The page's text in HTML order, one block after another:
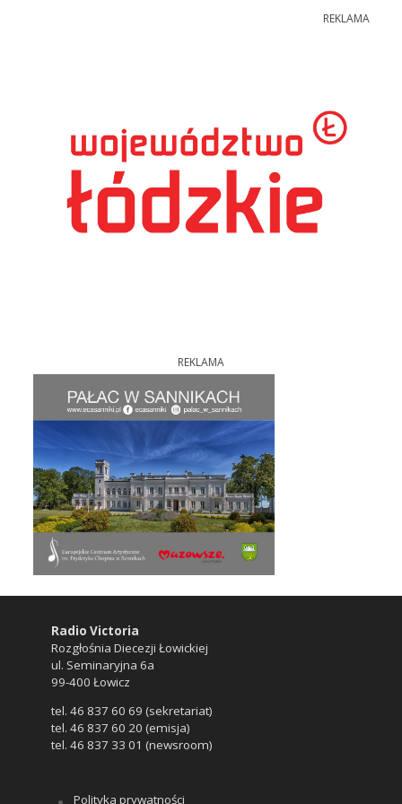
REKLAMA
REKLAMA
Radio Victoria
Rozgłośnia Diecezji Łowickiej
ul. Seminaryjna 6a
99-400 Łowicz
tel. 46 837 60 69 (sekretariat)
tel. 46 837 60 20 (emisja)
tel. 46 837 33 01 (newsroom)
Polityka prywatności